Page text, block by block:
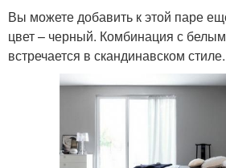
Вы можете добавить к этой паре
цвет – черный. Комбинация с
встречается в скандинавском стиле.